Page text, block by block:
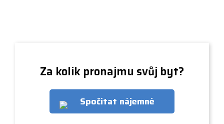
Za kolik pronajmu svůj byt?
Spočítat nájemné